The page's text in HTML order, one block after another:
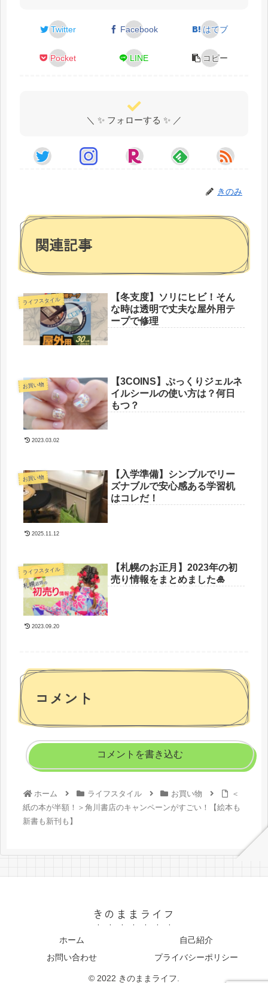
Twitter Facebook はてブ
Pocket LINE コピー
＼ ✨ フォローする ✨ ／
きのみ
関連記事
ライフスタイル
【冬支度】ソリにヒビ！そん
な時は透明で丈夫な屋外用テ
ープで修理
お買い物
【3COINS】ぷっくりジェルネ
イルシールの使い方は？何日
もつ？
2023.03.02
お買い物
【入学準備】シンプルでリー
ズナブルで安心感ある学習机
はコレだ！
2025.11.12
ライフスタイル
【札幌のお正月】2023年の初
売り情報をまとめました🎍
2023.09.20
コメント
コメントを書き込む
ホーム ライフスタイル お買い物
＜
紙の本が半額！＞角川書店のキャンペーンがすごい！【絵本も
新書も新刊も】
きのままライフ
ホーム
自己紹介
お問い合わせ
プライバシーポリシー
© 2022 きのままライフ.